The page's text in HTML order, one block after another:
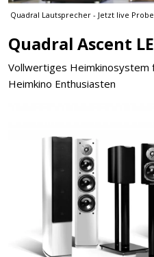
Quadral Lautsprecher - Jetzt live
Quadral Ascent
Vollwertiges
Heimkino Enthusiasten